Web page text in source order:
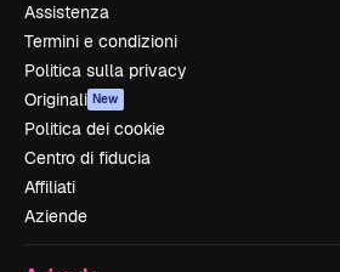
Assistenza
Termini e condizioni
Politica sulla privacy
Originali New
Politica dei cookie
Centro di fiducia
Affiliati
Aziende